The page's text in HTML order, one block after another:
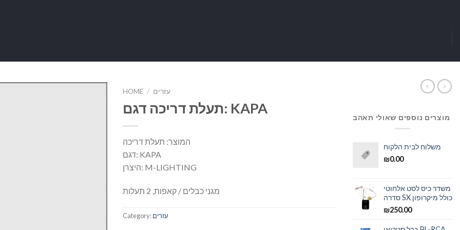
HOME / עזרים
תעלת דריכה דגם: KAPA
המוצר: תעלת דריכה
דגם: KAPA
היצרן: M-LIGHTING
מגני כבלים / קאפות, 2 תעלות
Category:עזרים
מוצרים נוספים שאולי תאהב
משלוח לבית הלקוח
₪0.00
משדר כיס לסט אלחוטי
סדרה SX כולל מיקרופון
₪250.00